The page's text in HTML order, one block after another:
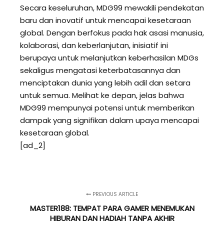
Secara keseluruhan, MDG99 mewakili pendekatan
baru dan inovatif untuk mencapai kesetaraan
global. Dengan berfokus pada hak asasi manusia,
kolaborasi, dan keberlanjutan, inisiatif ini
berupaya untuk melanjutkan keberhasilan MDGs
sekaligus mengatasi keterbatasannya dan
menciptakan dunia yang lebih adil dan setara
untuk semua. Melihat ke depan, jelas bahwa
MDG99 mempunyai potensi untuk memberikan
dampak yang signifikan dalam upaya mencapai
kesetaraan global.
[ad_2]
PREVIOUS ARTICLE
MASTER188: TEMPAT PARA GAMER MENEMUKAN
HIBURAN DAN HADIAH TANPA AKHIR